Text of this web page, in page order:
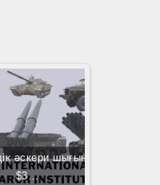
әскери шығын
$3…